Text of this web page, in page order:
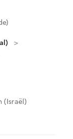
(Israël)